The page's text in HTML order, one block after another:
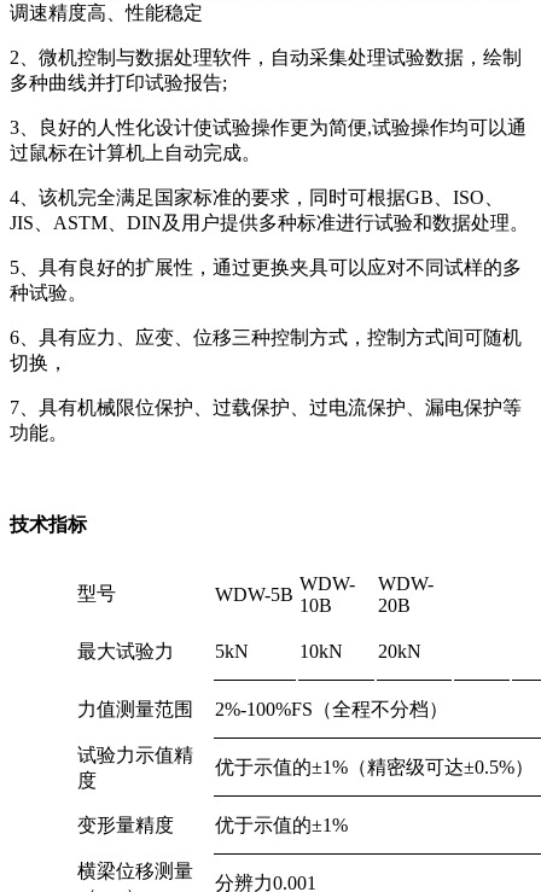
调速精度高、性能稳定
2、微机控制与数据处理软件，自动采集处理试验数据，绘制
多种曲线并打印试验报告;
3、良好的人性化设计使试验操作更为简便,试验操作均可以通
过鼠标在计算机上自动完成。
4、该机完全满足国家标准的要求，同时可根据GB、ISO、
JIS、ASTM、DIN及用户提供多种标准进行试验和数据处理。
5、具有良好的扩展性，通过更换夹具可以应对不同试样的多
种试验。
6、具有应力、应变、位移三种控制方式，控制方式间可随机
切换，
7、具有机械限位保护、过载保护、过电流保护、漏电保护等
功能。
技术指标
型号 WDW-5B
WDW-
10B
WDW-
20B
最大试验力 5kN 10kN 20kN
力值测量范围 2%-100%FS（全程不分档）
试验力示值精
度
优于示值的±1%（精密级可达±0.5%）
变形量精度 优于示值的±1%
横梁位移测量
分辨力0.001